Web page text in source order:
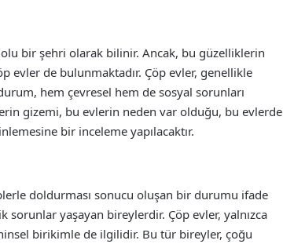
bir şehri olarak bilinir. Ancak, bu güzelliklerin
evler de bulunmaktadır. Çöp evler, genellikle
hem çevresel hem de sosyal sorunları
gizemi, bu evlerin neden var olduğu, bu evlerde
bir inceleme yapılacaktır.
doldurması sonucu oluşan bir durumu ifade
yaşayan bireylerdir. Çöp evler, yalnızca
birikimle de ilgilidir. Bu tür bireyler, çoğu